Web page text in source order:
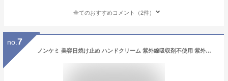
全てのおすすめコメント（2件）
no. 7
ノンケミ 美容日焼け止め ハンドクリーム 紫外線吸収剤不使用 紫外線散乱剤不使用 CICA 生プラセンタ セラミド 手肌 エイジングケア ハンドセラム ハンド美容液 春夏 秋冬 紫外線対策 ハンドセラム 【大人の手肌ヒヨケ】50ml